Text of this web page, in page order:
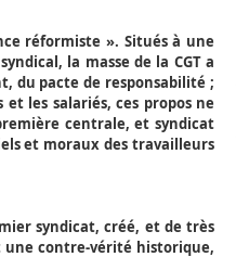
réformiste ». Situés à une
la masse de la CGT a
du pacte de responsabilité ;
les salariés, ces propos ne
centrale, et syndicat
et moraux des travailleurs
syndicat, créé, et de très
une contre-vérité historique,